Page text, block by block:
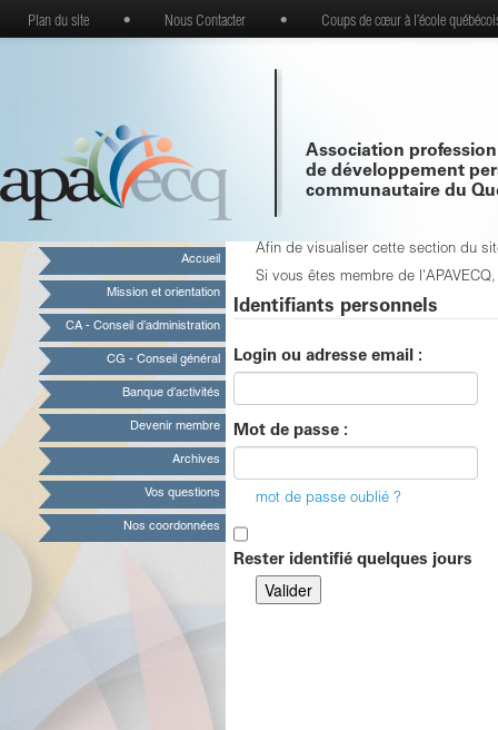
Plan du site • Nous Contacter • Coups de cœur à l’école
Association
de développement
communautaire du
Accueil
Mission et orientation
CA - Conseil d’administration
CG - Conseil général
Banque d’activités
Devenir membre
Archives
Vos questions
Nos coordonnées
Afin de visualiser cette section du
Si vous êtes membre de
Identifiants personnels
Login ou adresse email :
Mot de passe :
mot de passe oublié ?
Rester identifié quelques jours